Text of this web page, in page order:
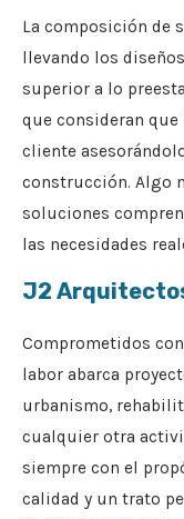
La composición de
llevando los
superior a lo
que consideran
cliente
construcción. Algo
soluciones
las necesidades
J2
Comprometidos
labor abarca
urbanismo,
cualquier otra
siempre con el
calidad y un trato